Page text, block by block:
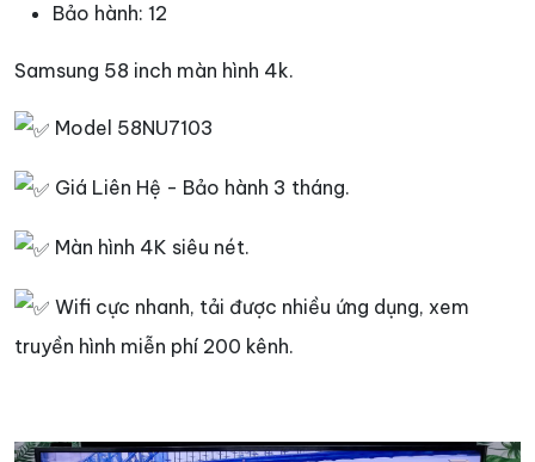
Bảo hành: 12
Samsung 58 inch màn hình 4k.
Model 58NU7103
Giá Liên Hệ - Bảo hành 3 tháng.
Màn hình 4K siêu nét.
Wifi cực nhanh, tải được nhiều ứng dụng, xem
truyền hình miễn phí 200 kênh.